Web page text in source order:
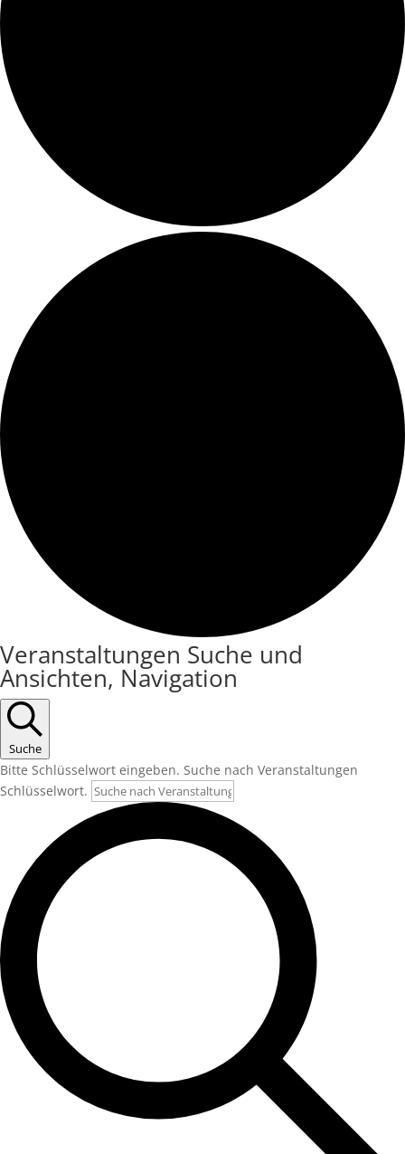
Veranstaltungen
Veranstaltungen Suche und
Ansichten, Navigation
Suche
Bitte Schlüsselwort eingeben. Suche nach Veranstaltungen
Schlüsselwort.